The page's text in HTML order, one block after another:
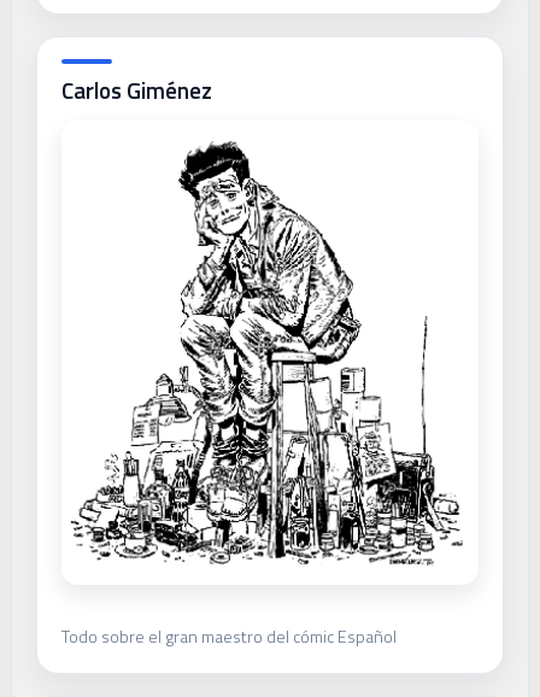
Carlos Giménez
Todo sobre el gran maestro del cómic Español